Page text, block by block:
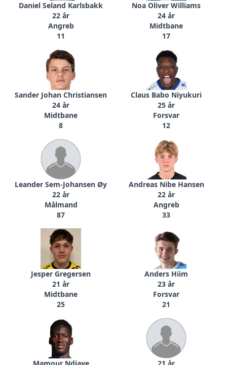
Daniel Seland Karlsbakk
22 år
Angreb
11
Noa Oliver Williams
24 år
Midtbane
17
Sander Johan Christiansen
24 år
Midtbane
8
Claus Babo Niyukuri
25 år
Forsvar
12
Leander Sem-Johansen Øy
22 år
Målmand
87
Andreas Nibe Hansen
22 år
Angreb
33
Jesper Gregersen
21 år
Midtbane
25
Anders Hiim
23 år
Forsvar
21